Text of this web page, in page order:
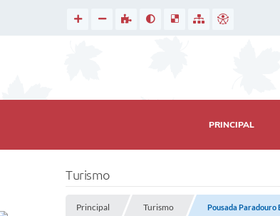
PRINCIPAL
Turismo
Principal Turismo Pousada Paradouro